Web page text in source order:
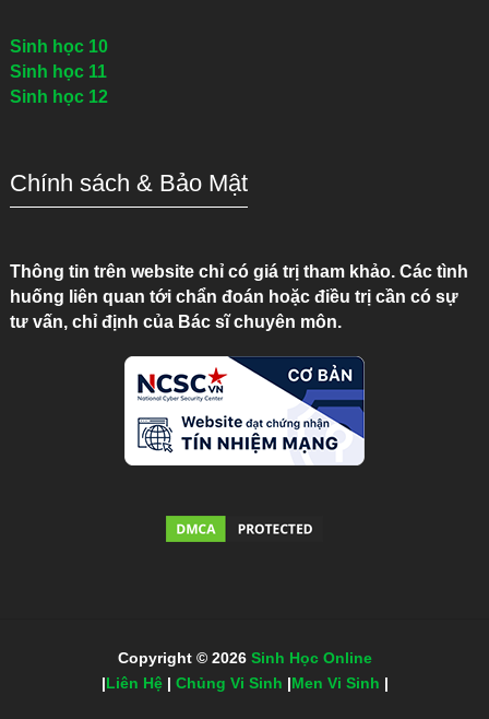
Sinh học 10
Sinh học 11
Sinh học 12
Chính sách & Bảo Mật
Thông tin trên website chỉ có giá trị tham khảo. Các tình
huống liên quan tới chẩn đoán hoặc điều trị cần có sự
tư vấn, chỉ định của Bác sĩ chuyên môn.
Copyright © 2026 Sinh Học Online
|Liên Hệ| Chủng Vi Sinh |Men Vi Sinh |